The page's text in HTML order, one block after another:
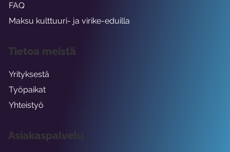
Asiakaspalvelu
FAQ
Maksu kulttuuri- ja virike-eduilla
Tietoa meistä
Yrityksestä
Työpaikat
Yhteistyö